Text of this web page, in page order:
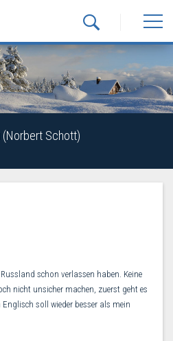
(Norbert Schott)
schon verlassen haben. Keine
nicht unsicher machen, zuerst geht es
soll wieder besser als mein